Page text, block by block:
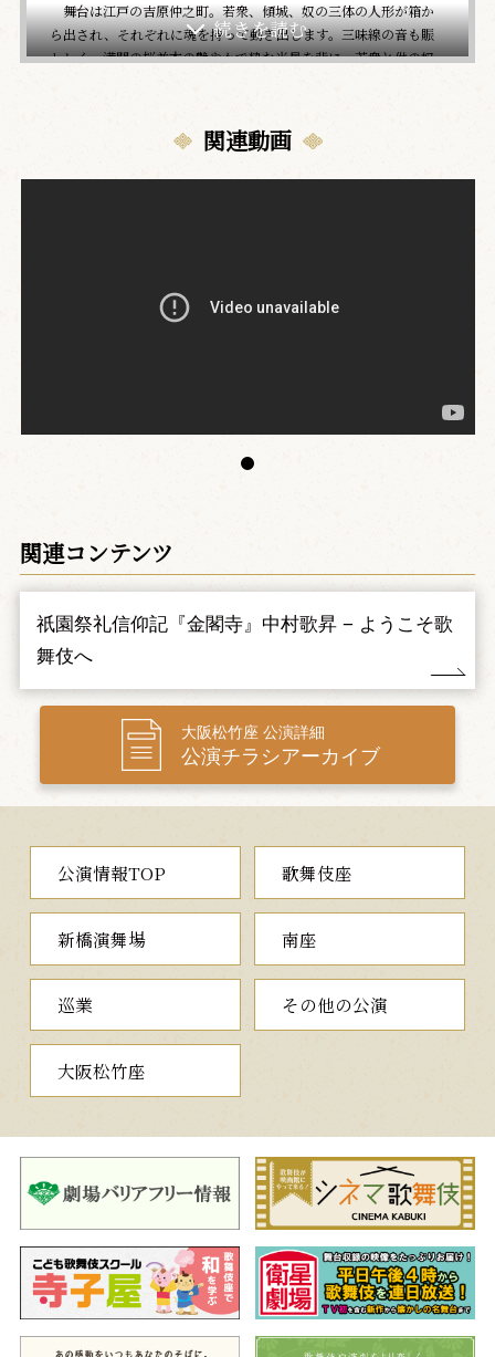
舞台は江戸の吉原仲之町。若衆、傾城、奴の三体の人形が箱か
ら出され、それぞれに魂を持って動き出します。三味線の音も賑
わしく、満開の桜並木の艶やかで粋な光景を背に、若衆と供の奴
つややかな踊りでみせます。最後は三人での華やかな総踊りとな
（きんかくじ）
に代わって金閣の天井に龍を描くよう迫ります。手本がなければ
龍を描くことはできないと断る雪姫に、怒りをあらわにした大膳
金閣寺を舞台に満開の桜の中で繰り広げられる、豪華絢爛な時
代物の名作をご覧ください。
二、連獅子（れんじし）
清涼山の麓にある石橋で、狂言師の右近と左近が、手獅子を携
し、自力で這い上がってきた子だけを助けるという故事を踊りま
す。やがて、二人の僧がやってきて、お互いの宗派の違いから口
論をしていると、おどろおどろしい山風が吹きます。驚いて二人
が退散すると、ほどなくして先ほどの狂言師が、親獅子と仔獅子
能の「石橋」をもとに親子の情愛を描いた人気の歌舞伎舞踊を
お楽しみいただきます。
関連動画
関連コンテンツ
祇園祭礼信仰記『金閣寺』中村歌昇 − ようこそ歌
舞伎へ
大阪松竹座 公演詳細
公演チラシアーカイブ
公演情報TOP 歌舞伎座
新橋演舞場 南座
巡業 その他の公演
大阪松竹座